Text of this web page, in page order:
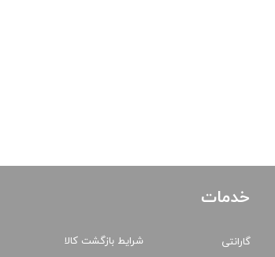
خدمات
گارانتی شرایط بازگشت کالا